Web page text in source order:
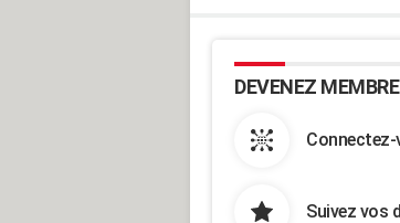
DEVENEZ
Suivez vos